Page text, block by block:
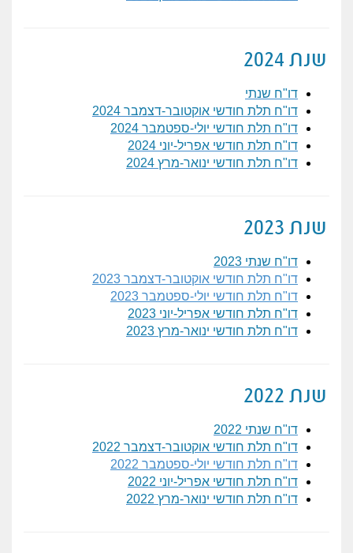
שנת 2024
דו"ח שנתי
דו"ח תלת חודשי אוקטובר-דצמבר 2024
דו"ח תלת חודשי יולי-ספטמבר 2024
דו"ח תלת חודשי אפריל-יוני 2024
דו"ח תלת חודשי ינואר-מרץ 2024
שנת 2023
דו"ח שנתי 2023
דו"ח תלת חודשי אוקטובר-דצמבר 2023
דו"ח תלת חודשי יולי-ספטמבר 2023
דו"ח תלת חודשי אפריל-יוני 2023
דו"ח תלת חודשי ינואר-מרץ 2023
שנת 2022
דו"ח שנתי 2022
דו"ח תלת חודשי אוקטובר-דצמבר 2022
דו"ח תלת חודשי יולי-ספטמבר 2022
דו"ח תלת חודשי אפריל-יוני 2022
דו"ח תלת חודשי ינואר-מרץ 2022